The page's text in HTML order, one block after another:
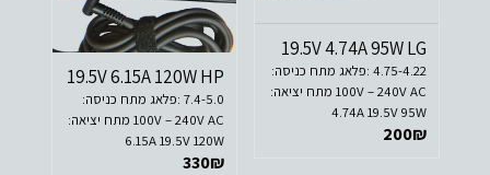
19.5V 4.74A 95W LG
4.75-4.22 :פלאג מתח כניסה:
100V – 240V AC מתח יציאה:
4.74A 19.5V 95W
200₪
19.5V 6.15A 120W HP
7.4-5.0 :פלאג מתח כניסה:
100V – 240V AC מתח יציאה:
6.15A 19.5V 120W
330₪